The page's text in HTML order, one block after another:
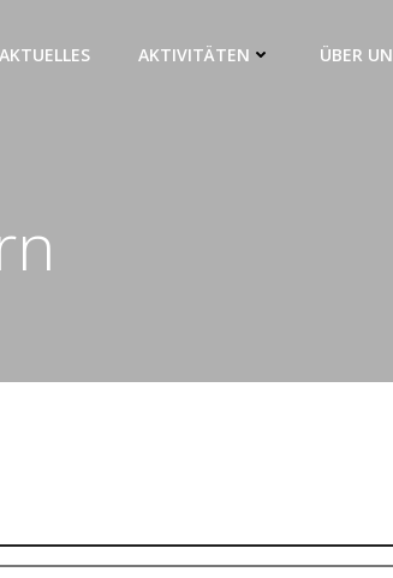
AKTUELLES AKTIVITÄTEN ÜBER